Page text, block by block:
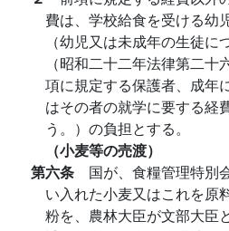
費は、学校給食を受ける幼
（幼児又は未成年の生徒
（昭和二十二年法律第二
項に規定する保護者、成年
はその者の就学に要する経
う。）の負担とする。
（小麦等の売渡）
第六条 国が、食糧管理特別
い入れた小麦又はこれを原
粉を、農林大臣が文部大臣